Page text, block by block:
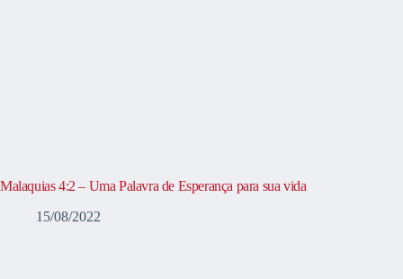
Malaquias 4:2 – Uma Palavra de Esperança para sua vida
15/08/2022